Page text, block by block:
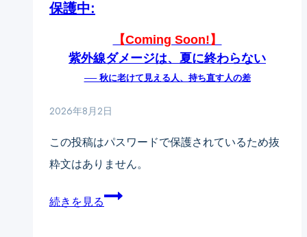
違
い
毛
の
悩
み
ら
待
新
製
「美
保護中:
【Coming Soon!】
紫外線ダメージは、夏に終わらない
── 秋に老けて見える人、持ち直す人の差
2026年8月2日
この投稿はパスワードで保護されているため抜
粋文はありません。
続きを見る保